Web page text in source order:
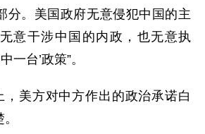
分。美国政府无意侵犯中国的主
意干涉中国的内政，也无意执
一台’政策”。
，美方对中方作出的政治承诺白